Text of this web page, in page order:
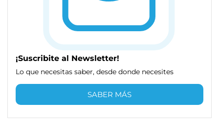
¡Suscribite al Newsletter!
Lo que necesitas saber, desde donde necesites
SABER MÁS